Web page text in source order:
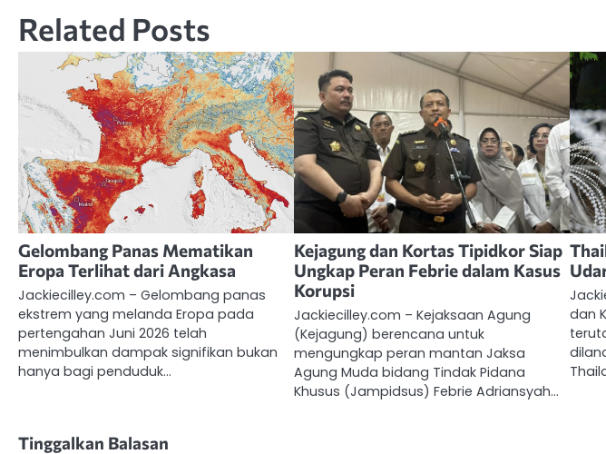
Related Posts
Gelombang Panas Mematikan
Eropa Terlihat dari Angkasa
Jackiecilley.com – Gelombang panas
ekstrem yang melanda Eropa pada
pertengahan Juni 2026 telah
menimbulkan dampak signifikan bukan
hanya bagi penduduk…
Kejagung dan Kortas Tipidkor Siap
Ungkap Peran Febrie dalam Kasus
Korupsi
Jackiecilley.com – Kejaksaan Agung
(Kejagung) berencana untuk
mengungkap peran mantan Jaksa
Agung Muda bidang Tindak Pidana
Khusus (Jampidsus) Febrie Adriansyah…
dan
Tinggalkan Balasan